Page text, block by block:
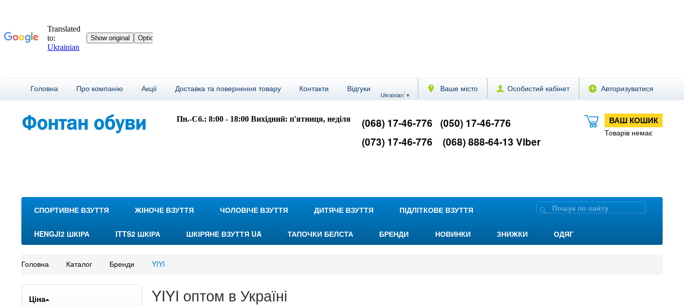
Ваше місто Особистий кабінет Авторизуватися
Головна Про компанію Акції Доставка та повернення товару Контакти Відгуки
Ukrainian ▼
ВАШ КОШИК
Товарів немає
Пн.-Сб.: 8:00 - 18:00 Вихідний: п'ятниця, неділя (068) 17-46-776 (050) 17-46-776
(073) 17-46-776
(068) 888-64-13 Viber
СПОРТИВНЕ ВЗУТТЯ ЖІНОЧЕ ВЗУТТЯ ЧОЛОВІЧЕ ВЗУТТЯ ДИТЯЧЕ ВЗУТТЯ ПІДЛІТКОВЕ ВЗУТТЯ
HENGJI2 ШКІРА ITTS2 ШКІРА ШКІРЯНЕ ВЗУТТЯ UA ТАПОЧКИ БЕЛСТА БРЕНДИ НОВИНКИ ЗНИЖКИ ОДЯГ
Головна Каталог Бренди YIYI
Ціна YIYI оптом в Україні